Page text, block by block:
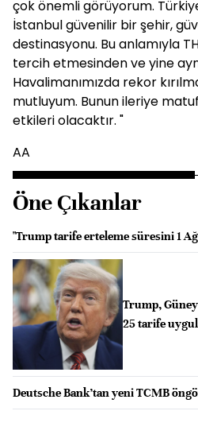
çok önemli görüyorum.
İstanbul güvenilir bir şehir,
destinasyonu. Bu anlamıyla
tercih etmesinden ve yine
Havalimanımızda rekor
mutluyum. Bunun ileriye
etkileri olacaktır. "
AA
Öne Çıkanlar
"Trump tarife erteleme süresini 1
Trump,
25 tarife
Deutsche Bank’tan yeni TCMB